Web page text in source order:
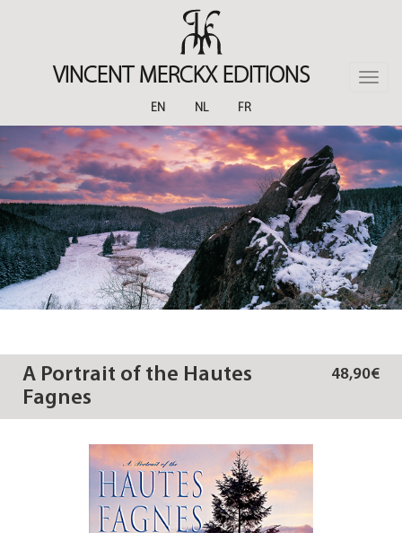
VINCENT MERCKX EDITIONS
Toggle
EN
NL FR
A Portrait of the Hautes
Fagnes
48,90€